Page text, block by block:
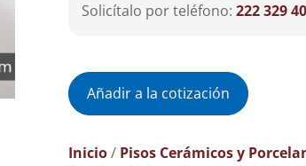
Solicítalo por teléfono: 222 329
Añadir a la cotización
Inicio/ Pisos Cerámicos y